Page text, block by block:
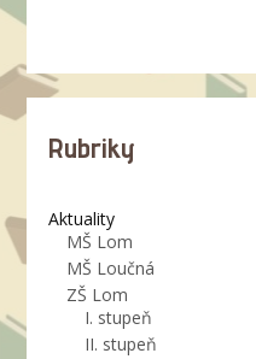
Rubriky
Aktuality
MŠ Lom
MŠ Loučná
ZŠ Lom
I. stupeň
II. stupeň